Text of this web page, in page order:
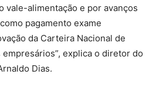
vale-alimentação e por avanços
pagamento exame
da Carteira Nacional de
explica o diretor do
Dias.